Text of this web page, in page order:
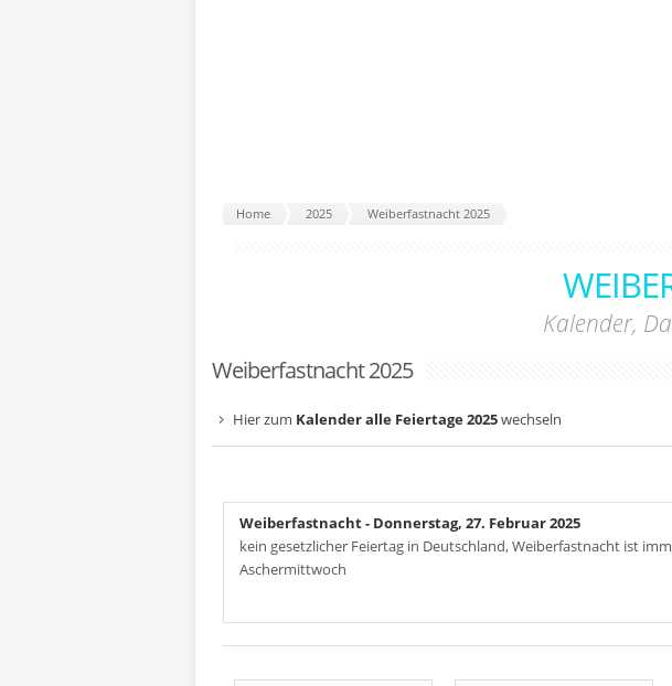
Home 2025 Weiberfastnacht 2025
Kalender,
Weiberfastnacht 2025
Hier zum Kalender alle Feiertage 2025wechseln
Weiberfastnacht- Donnerstag, 27. Februar 2025
kein gesetzlicher Feiertag in Deutschland, Weiberfastnacht ist
Aschermittwoch